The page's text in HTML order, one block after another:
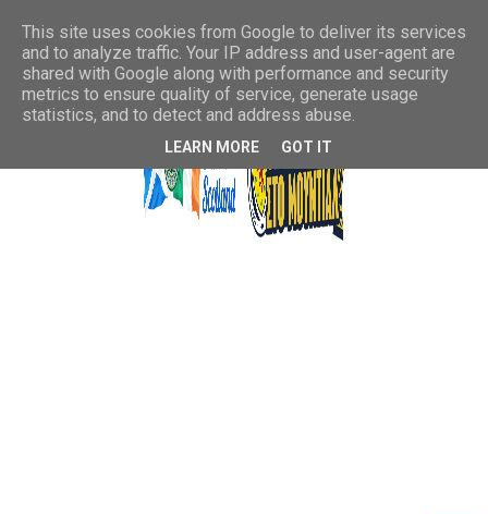
This site uses cookies from Google to deliver its services
and to analyze traffic. Your IP address and user-agent are
shared with Google along with performance and security
metrics to ensure quality of service, generate usage
statistics, and to detect and address abuse.
LEARN MORE GOT IT